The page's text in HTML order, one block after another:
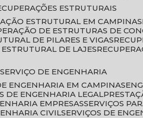
ESTRUTURAIS
ESTRUTURAL EM CAMPINAS
DE ESTRUTURAS DE
DE PILARES E VIGAS
ESTRUTURAL DE LAJES
SERVIÇO DE ENGENHARIA
ENGENHARIA EM CAMPINAS
DE ENGENHARIA LEGAL
EMPRESAS SERVIÇOS
CIVIL SERVIÇOS DE